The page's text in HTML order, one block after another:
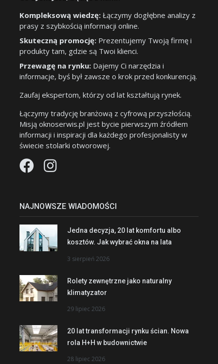
Kompleksową wiedzę: Łączymy dogłębne analizy z
prasy z szybkością informacji online.
Skuteczną promocję: Prezentujemy Twoją firmę i
produkty tam, gdzie są Twoi klienci.
Przewagę na rynku: Dajemy Ci narzędzia i
informacje, byś był zawsze o krok przed konkurencją.
Zaufaj ekspertom, którzy od lat kształtują rynek.
Łączymy tradycję branżową z cyfrową przyszłością.
Misją oknoserwis.pl jest bycie pierwszym źródłem
informacji i inspiracji dla każdego profesjonalisty w
świecie stolarki otworowej.
NAJNOWSZE WIADOMOŚCI
Jedna decyzja, 20 lat komfortu albo
kosztów. Jak wybrać okna na lata
3 sierpień 2026
Rolety zewnętrzne jako naturalny
klimatyzator
29 lipiec 2026
20 lat transformacji rynku ścian. Nowa
rola H+H w budownictwie
28 lipiec 2026